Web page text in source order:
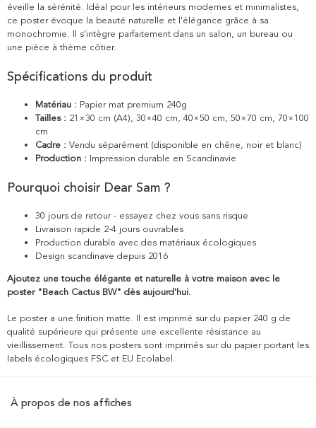
éveille la sérénité. Idéal pour les intérieurs modernes et minimalistes,
ce poster évoque la beauté naturelle et l'élégance grâce à sa
monochromie. Il s'intègre parfaitement dans un salon, un bureau ou
une pièce à thème côtier.
Spécifications du produit
Matériau : Papier mat premium 240g
Tailles : 21×30 cm (A4), 30×40 cm, 40×50 cm, 50×70 cm, 70×100
cm
Cadre : Vendu séparément (disponible en chêne, noir et blanc)
Production : Impression durable en Scandinavie
Pourquoi choisir Dear Sam ?
30 jours de retour - essayez chez vous sans risque
Livraison rapide 2-4 jours ouvrables
Production durable avec des matériaux écologiques
Design scandinave depuis 2016
Ajoutez une touche élégante et naturelle à votre maison avec le
poster "Beach Cactus BW" dès aujourd'hui.
Le poster a une finition matte. Il est imprimé sur du papier 240 g de
qualité supérieure qui présente une excellente résistance au
vieillissement. Tous nos posters sont imprimés sur du papier portant les
labels écologiques FSC et EU Ecolabel.
À propos de nos affiches